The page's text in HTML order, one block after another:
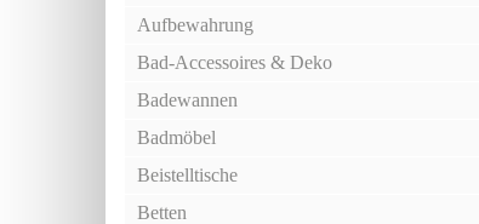
Aufbewahrung
Bad-Accessoires & Deko
Badewannen
Badmöbel
Beistelltische
Betten